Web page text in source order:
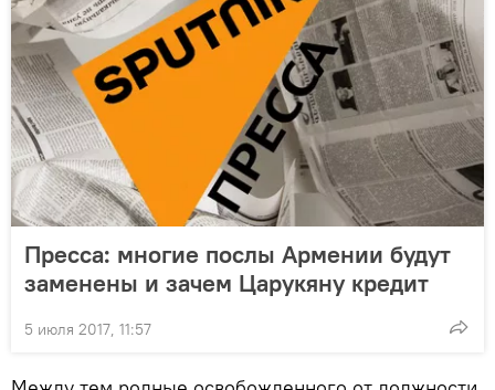
Пресса: многие послы Армении будут
заменены и зачем Царукяну кредит
5 июля 2017, 11:57